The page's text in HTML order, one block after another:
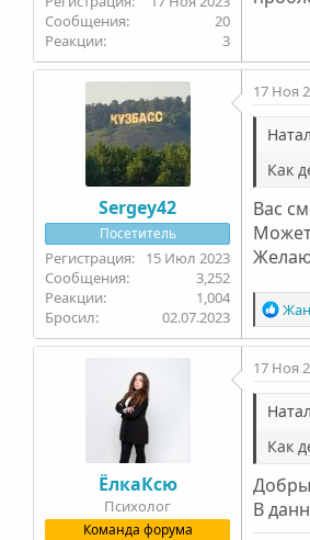
20
3
Sergey42
Посетитель
15 Июл 2023
3,252
1,004
Бросил
02.07.2023
17 Ноя
Как
Вас
Р
е
а
к
и
:
ЁлкаКсю
Психолог
Команда форума
17 Ноя
Как
В